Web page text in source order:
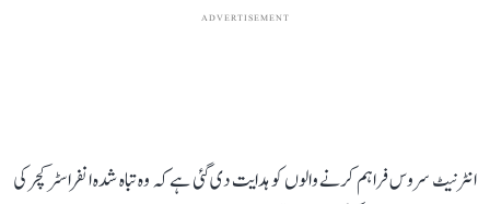
ADVERTISEMENT
انٹرنیٹ سروس فراہم کرنے والوں کو ہدایت دی گئی ہے کہ وہ تباہ شدہ انفراسٹرکچر کی